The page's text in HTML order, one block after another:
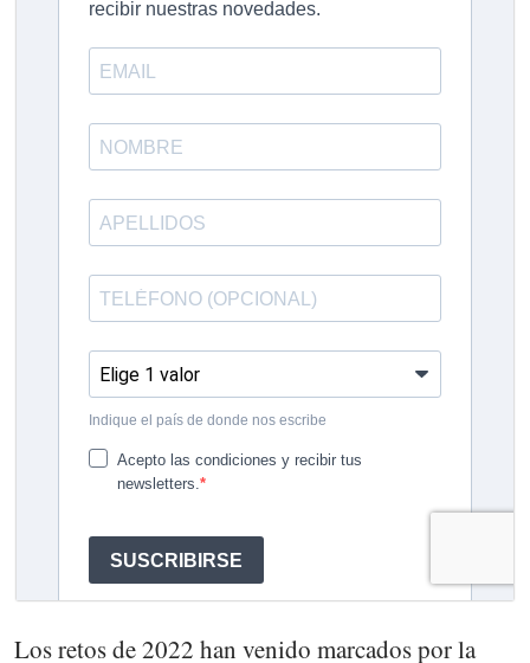
Los retos de 2022 han venido marcados por la